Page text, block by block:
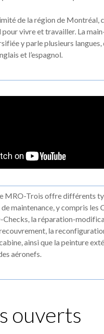
de la région de Montréal,
pour vivre et travailler. La
y parle plusieurs
et l’espagnol.
MRO-Trois offre différents
maintenance, y compris les
Checks, la réparation-
la
ainsi que la peinture
aéronefs.
ouverts